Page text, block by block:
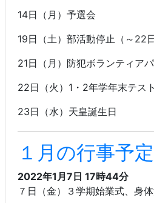
14日（月）予選会
19日（土）部活動停止（～ 22
21日（月）防犯ボランティア
22日（火） 1 ・ 2年学年末テスト
23日（水）天皇誕生日
１月の行事予定
2022年1月7日 17時44分
７日（金）３学期始